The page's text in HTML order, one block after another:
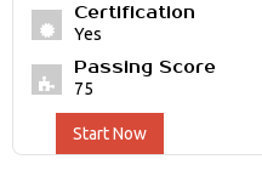
Certification
Yes
Passing Score
75
Start Now